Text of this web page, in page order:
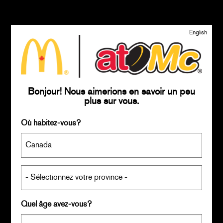
English
Bonjour! Nous aimerions en savoir un peu
plus sur vous.
Où habitez-vous?
Choisissez votre province
Quel âge avez-vous?